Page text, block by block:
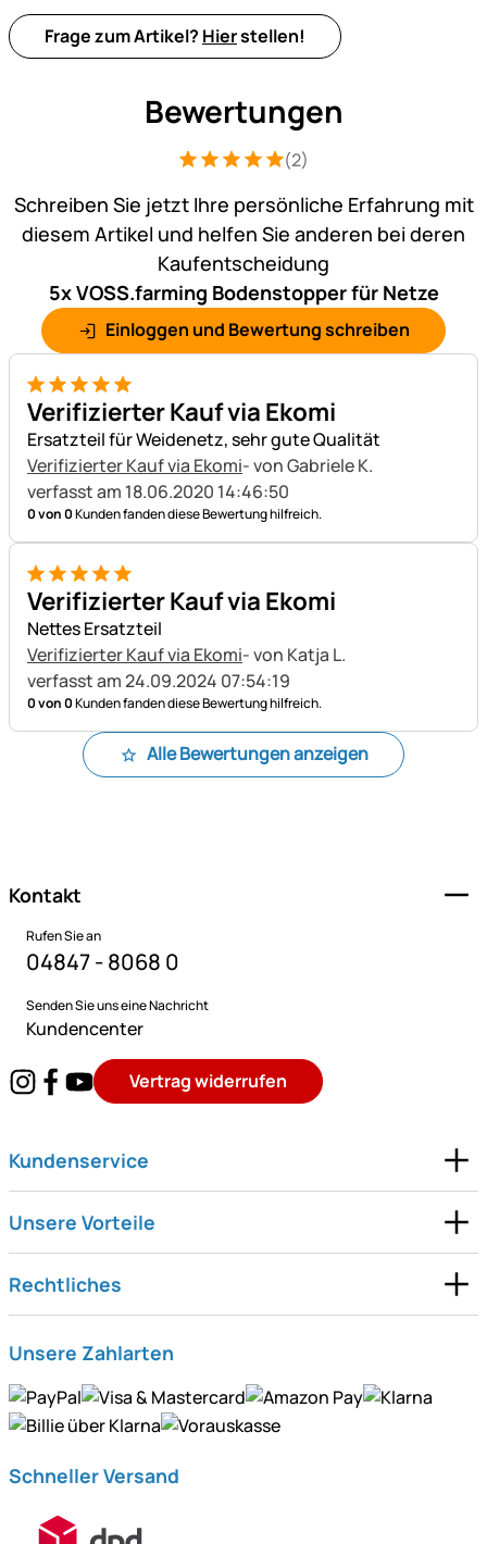
Frage zum Artikel? Hierstellen!
Bewertungen
Bewertung: 5 von 5 (2 Bewertungen)
2 Bewertungen
(2)
Schreiben Sie jetzt Ihre persönliche Erfahrung mit
diesem Artikel und helfen Sie anderen bei deren
Kaufentscheidung
5x VOSS.farming Bodenstopper für Netze
Einloggen und Bewertung schreiben
5 von 5
Verifizierter Kauf via Ekomi
Ersatzteil für Weidenetz, sehr gute Qualität
Verifizierter Kauf via Ekomi- von Gabriele K.
verfasst am 18.06.2020 14:46:50
0 von 0Kunden fanden diese Bewertung hilfreich.
5 von 5
Verifizierter Kauf via Ekomi
Nettes Ersatzteil
Verifizierter Kauf via Ekomi- von Katja L.
verfasst am 24.09.2024 07:54:19
0 von 0Kunden fanden diese Bewertung hilfreich.
Alle Bewertungen anzeigen
Kontakt
Rufen Sie an
04847 - 8068 0
Senden Sie uns eine Nachricht
Kundencenter
Vertrag widerrufen
Kundenservice
Unsere Vorteile
Rechtliches
Unsere Zahlarten
Schneller Versand